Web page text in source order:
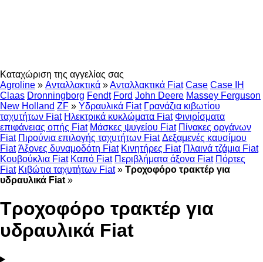
Καταχώριση της αγγελίας σας
Agroline » Ανταλλακτικά »Ανταλλακτικά Fiat Case Case IH
Claas Dronningborg Fendt Ford John Deere Massey Ferguson
New Holland ZF » Υδραυλικά Fiat Γρανάζια κιβωτίου
ταχυτήτων Fiat Ηλεκτρικά κυκλώματα Fiat Φινιρίσματα
επιφάνειας οπής Fiat Μάσκες ψυγείου Fiat Πίνακες οργάνων
Fiat Πιρούνια επιλογής ταχυτήτων Fiat Δεξαμενές καυσίμου
Fiat Άξονες δυναμοδότη Fiat Κινητήρες Fiat Πλαινά τζάμια Fiat
Κουβούκλια Fiat Καπό Fiat Περιβλήματα άξονα Fiat Πόρτες
Fiat Κιβώτια ταχυτήτων Fiat » Τροχοφόρο τρακτέρ για
υδραυλικά Fiat »
Τροχοφόρο τρακτέρ για
υδραυλικά Fiat